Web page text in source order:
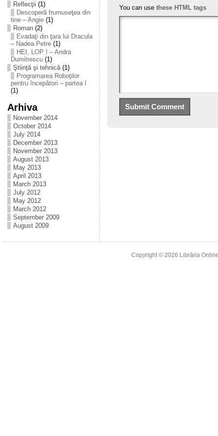
Reflecţii (1)
Descoperă frumuseţea din
tine – Angie(1)
Roman(2)
Evadaţi din ţara lui Dracula
– Nadea Petre(1)
HEI, LOP ! – Andra
Dumitrescu(1)
Ştiinţă şi tehnică(1)
Programarea Roboţilor
pentru începători – partea I
(1)
Arhiva
November 2014
October 2014
July 2014
December 2013
November 2013
August 2013
May 2013
April 2013
March 2013
July 2012
May 2012
March 2012
September 2009
August 2009
You can use these HTML tags
Copyright © 2026 Librăria